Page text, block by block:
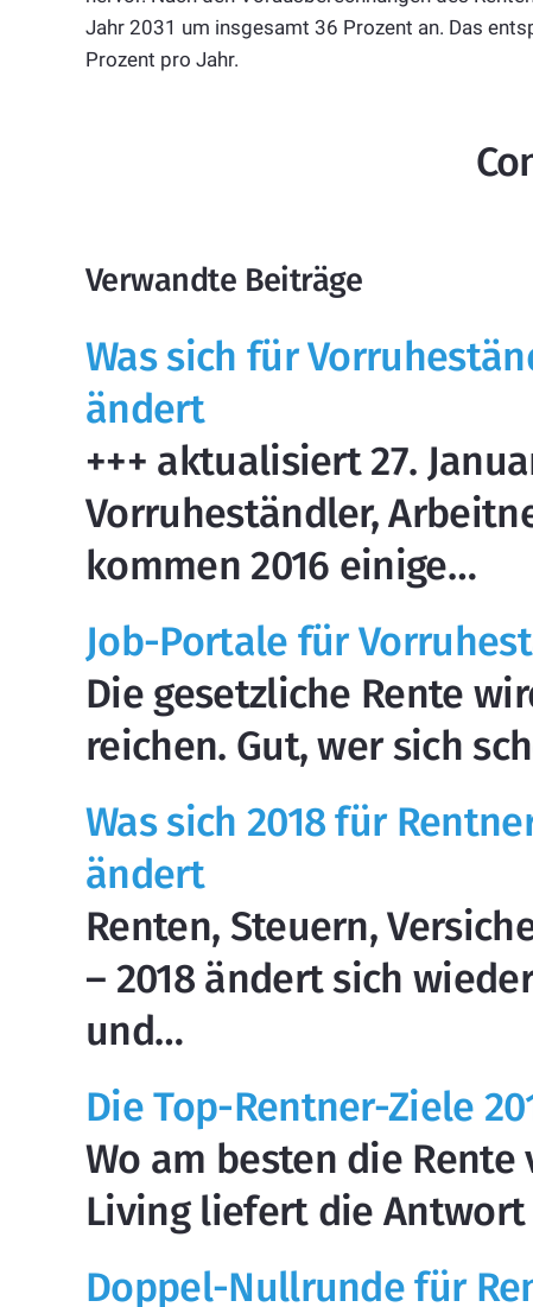
Jahr 2031 um insgesamt 36 Prozent an. Das
Prozent pro Jahr.
Verwandte Beiträge
Was sich für
ändert
+++ aktualisiert 27.
Vorruheständler,
kommen 2016 einige…
Job-Portale für
Die gesetzliche Rente
reichen. Gut, wer sich
Was sich 2018 für
ändert
Renten, Steuern,
– 2018 ändert sich
und…
Die Top-Rentner-Ziele
Wo am besten die
Living liefert die
Doppel-Nullrunde für